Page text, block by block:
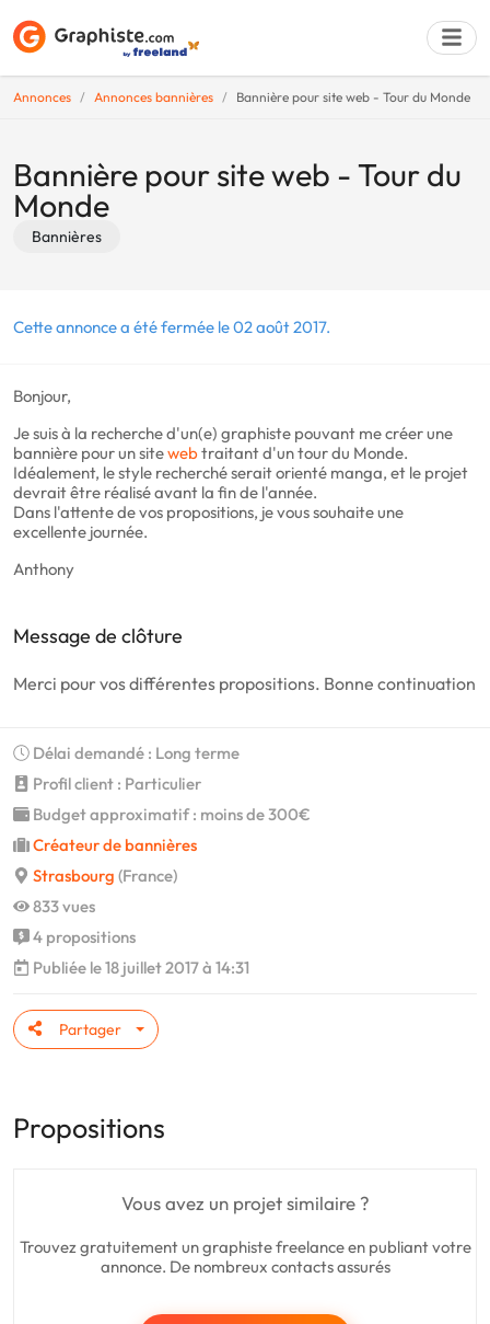
Annonces Annonces bannières Bannière pour site web - Tour du Monde
Bannière pour site web - Tour du
Monde
Bannières
Cette annonce a été fermée le 02 août 2017.
Bonjour,
Je suis à la recherche d'un(e) graphiste pouvant me créer une
bannière pour un sitewebtraitant d'un tour du Monde.
Idéalement, le style recherché serait orienté manga, et le projet
devrait être réalisé avant la fin de l'année.
Dans l'attente de vos propositions, je vous souhaite une
excellente journée.
Anthony
Message de clôture
Merci pour vos différentes propositions. Bonne continuation
Délai demandé : Long terme
Profil client : Particulier
Budget approximatif : moins de 300€
Créateur de bannières
Strasbourg (France)
833 vues
4 propositions
Publiée le 18 juillet 2017 à 14:31
Partager
Propositions
Vous avez un projet similaire ?
Trouvez gratuitement un graphiste freelance en publiant votre
annonce. De nombreux contacts assurés